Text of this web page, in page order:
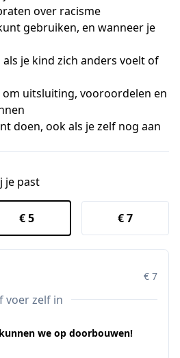
over racisme
gebruiken, en wanneer je
je kind zich anders voelt of
uitsluiting, vooroordelen en
doen, ook als je zelf nog aan
je past
€ 5 € 7
€ 7
voer zelf in
we op doorbouwen!